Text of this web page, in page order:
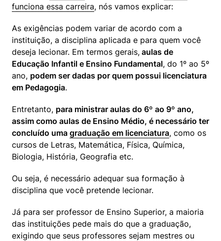
funciona essa carreira, nós vamos explicar:
As exigências podem variar de acordo com a
instituição, a disciplina aplicada e para quem você
deseja lecionar. Em termos gerais, aulas de
Educação Infantil e Ensino Fundamental, do 1º ao 5º
ano, podem ser dadas por quem possui licenciatura
em Pedagogia.
Entretanto, para ministrar aulas do 6º ao 9º ano,
assim como aulas de Ensino Médio, é necessário ter
concluído uma graduação em licenciatura, como os
cursos de Letras, Matemática, Física, Química,
Biologia, História, Geografia etc.
Ou seja, é necessário adequar sua formação à
disciplina que você pretende lecionar.
Já para ser professor de Ensino Superior, a maioria
das instituições pede mais do que a graduação,
exigindo que seus professores sejam mestres ou